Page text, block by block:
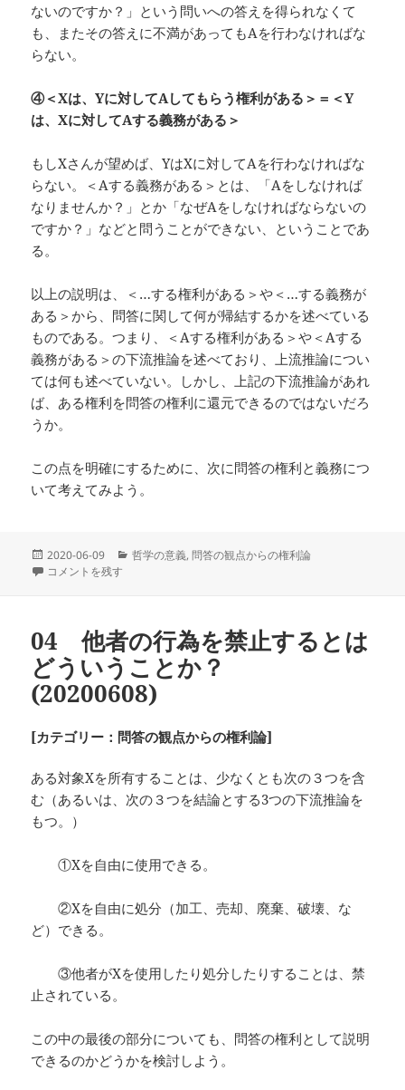
ないのですか？」という問いへの答えを得られなくて
も、またその答えに不満があってもAを行わなければな
らない。
④＜Xは、Yに対してAしてもらう権利がある＞＝＜Y
は、Xに対してAする義務がある＞
もしXさんが望めば、YはXに対してAを行わなければな
らない。＜Aする義務がある＞とは、「Aをしなければ
なりませんか？」とか「なぜAをしなければならないの
ですか？」などと問うことができない、ということであ
る。
以上の説明は、＜…する権利がある＞や＜…する義務が
ある＞から、問答に関して何が帰結するかを述べている
ものである。つまり、＜Aする権利がある＞や＜Aする
義務がある＞の下流推論を述べており、上流推論につい
ては何も述べていない。しかし、上記の下流推論があれ
ば、ある権利を問答の権利に還元できるのではないだろ
うか。
この点を明確にするために、次に問答の権利と義務につ
いて考えてみよう。
投
稿
2020-06-09
カ
哲学の意義,問答の観点からの権利論
05 権利と義務を、問答に関する権利に還元できるだろうか？
コメントを残す
04 他者の行為を禁止するとは
どういうことか？
(20200608)
[カテゴリー：問答の観点からの権利論]
ある対象Xを所有することは、少なくとも次の３つを含
む（あるいは、次の３つを結論とする3つの下流推論を
もつ。）
①Xを自由に使用できる。
②Xを自由に処分（加工、売却、廃棄、破壊、な
ど）できる。
③他者がXを使用したり処分したりすることは、禁
止されている。
この中の最後の部分についても、問答の権利として説明
できるのかどうかを検討しよう。